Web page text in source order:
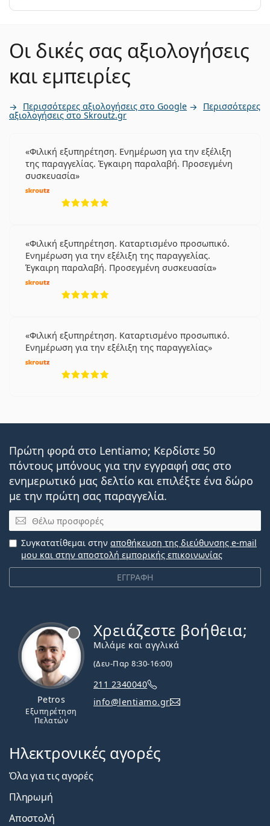
Οι δικές σας αξιολογήσεις
και εμπειρίες
Περισσότερες αξιολογήσεις στο Google Περισσότερες
αξιολογήσεις στο Skroutz.gr
Φιλική εξυπηρέτηση. Ενημέρωση για την εξέλιξη
της παραγγελίας. Έγκαιρη παραλαβή. Προσεγμένη
συσκευασία
Φιλική εξυπηρέτηση. Καταρτισμένο προσωπικό.
Ενημέρωση για την εξέλιξη της παραγγελίας.
Έγκαιρη παραλαβή. Προσεγμένη συσκευασία
Φιλική εξυπηρέτηση. Καταρτισμένο προσωπικό.
Ενημέρωση για την εξέλιξη της παραγγελίας
Πρώτη φορά στο Lentiamo; Κερδίστε 50
πόντους μπόνους για την εγγραφή σας στο
ενημερωτικό μας δελτίο και επιλέξτε ένα δώρο
με την πρώτη σας παραγγελία.
Email
ΕΓΓΡΑΦΗ
Συγκατατίθεμαι στην αποθήκευση της διεύθυνσης e-mail
μου και στην αποστολή εμπορικής επικοινωνίας
Petros
Εξυπηρέτηση
Πελατών
Χρειάζεστε βοήθεια;
Μιλάμε και αγγλικά
(Δευ-Παρ 8:30-16:00)
211 2340040
info@lentiamo.gr
Ηλεκτρονικές αγορές
Όλα για τις αγορές
Πληρωμή
Αποστολή